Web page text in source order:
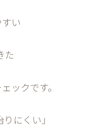
い
た
ックです。
にくい」